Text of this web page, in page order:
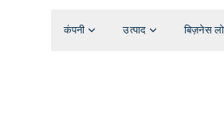
कंपनी उत्पाद बिज़नेस